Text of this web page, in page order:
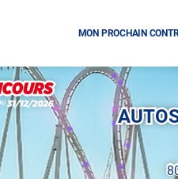
MON PROCHAIN